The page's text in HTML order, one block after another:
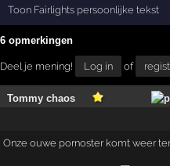
Toon Fairlights persoonlijke tekst
6 opmerkingen
Deel je mening! Log in of
Tommy chaos
Onze ouwe pornoster komt weer